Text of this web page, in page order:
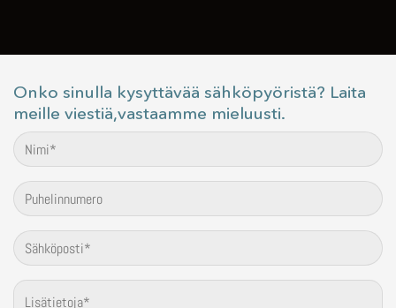
Onko sinulla kysyttävää sähköpyöristä? Laita
meille viestiä,vastaamme mieluusti.